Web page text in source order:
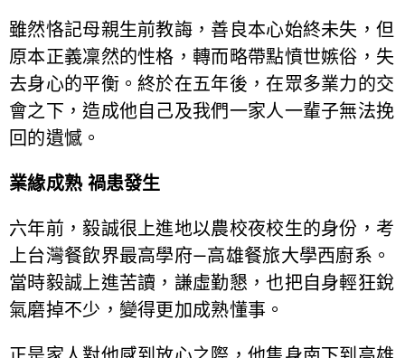
雖然恪記母親生前教誨，善良本心始終未失，但
原本正義凜然的性格，轉而略帶點憤世嫉俗，失
去身心的平衡。終於在五年後，在眾多業力的交
會之下，造成他自己及我們一家人一輩子無法挽
回的遺憾。
業緣成熟 禍患發生
六年前，毅誠很上進地以農校夜校生的身份，考
上台灣餐飲界最高學府—高雄餐旅大學西廚系。
當時毅誠上進苦讀，謙虛勤懇，也把自身輕狂銳
氣磨掉不少，變得更加成熟懂事。